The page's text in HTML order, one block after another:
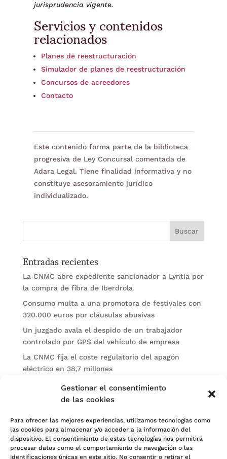
Gestionar el consentimiento
de las cookies
Para ofrecer las mejores experiencias, utilizamos tecnologías como
las cookies para almacenar y/o acceder a la información del
dispositivo. El consentimiento de estas tecnologías nos permitirá
procesar datos como el comportamiento de navegación o las
identificaciones únicas en este sitio. No consentir o retirar el
jurisprudencia vigente.
Servicios y contenidos
relacionados
Planes de reestructuración
Simulador de planes de reestructuración
Concursos de acreedores
Contacto
Este contenido forma parte de la biblioteca
progresiva de Ley Concursal comentada de
Adara Legal. Tiene finalidad informativa y no
constituye asesoramiento jurídico
individualizado.
Entradas recientes
La CNMC abre expediente sancionador a Lyntia por
la compra de fibra de Iberdrola
Consumo multa a una promotora de festivales con
320.000 euros por cláusulas abusivas
Un juzgado avala el despido de un trabajador
controlado por GPS del vehículo de empresa
La CNMC fija el coste regulatorio del apagón
eléctrico en 38,7 millones
El BOE publica sanciones de la CNMV a Soltec y
Categorías
Actualidad
Noticias Jurídicas